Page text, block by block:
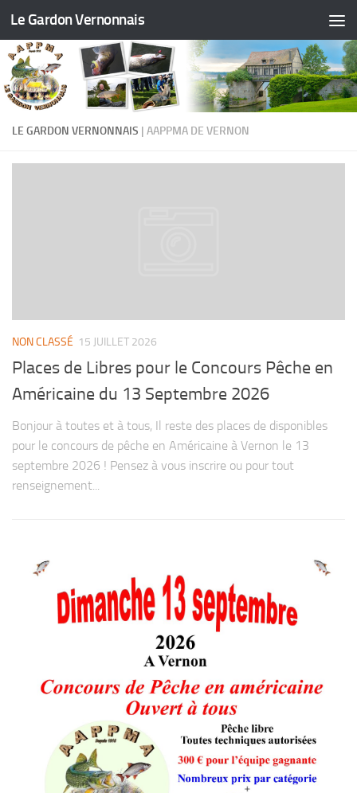
Le Gardon Vernonnais
LE GARDON VERNONNAIS | AAPPMA DE VERNON
NON CLASSÉ 15 JUILLET 2026
Places de Libres pour le Concours Pêche en
Américaine du 13 Septembre 2026
Bonjour à toutes et à tous, Il reste des places de disponibles
pour le concours de pêche en Américaine à Vernon le 13
septembre 2026 ! Pensez à vous inscrire ou pour tout
renseignement...